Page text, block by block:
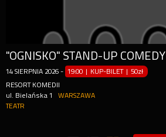
"OGNISKO" STAND-UP COMEDY
14 SIERPNIA 2026 - 19:00 | KUP-BILET | 50zł
RESORT KOMEDII
ul. Bielańska 1
WARSZAWA
TEATR